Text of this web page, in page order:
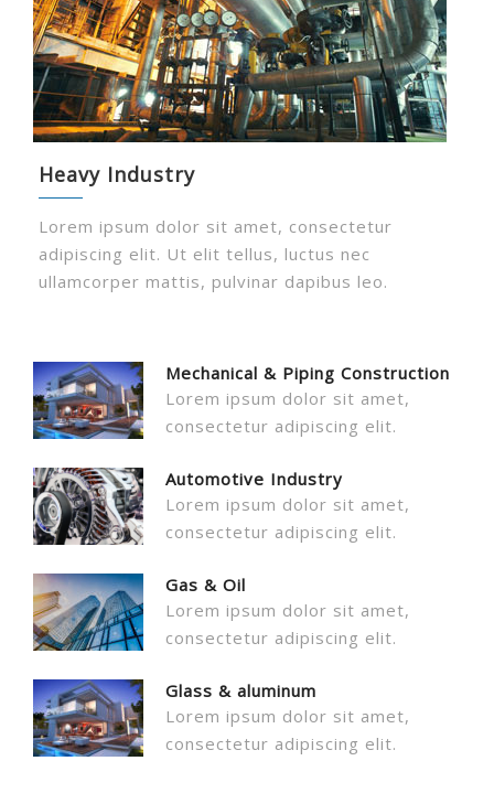
Heavy Industry
Lorem ipsum dolor sit amet, consectetur
adipiscing elit. Ut elit tellus, luctus nec
ullamcorper mattis, pulvinar dapibus leo.
Mechanical & Piping Construction
Lorem ipsum dolor sit amet,
consectetur adipiscing elit.
Automotive Industry
Lorem ipsum dolor sit amet,
consectetur adipiscing elit.
Gas & Oil
Lorem ipsum dolor sit amet,
consectetur adipiscing elit.
Glass & aluminum
Lorem ipsum dolor sit amet,
consectetur adipiscing elit.